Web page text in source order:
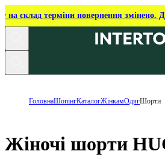
на склад терміни повернення змінено.
ГоловнаШопінгКаталогЖінкамОдягШорти
Жіночі шорти